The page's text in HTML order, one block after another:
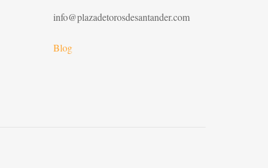
info@plazadetorosdesantander.com
Blog